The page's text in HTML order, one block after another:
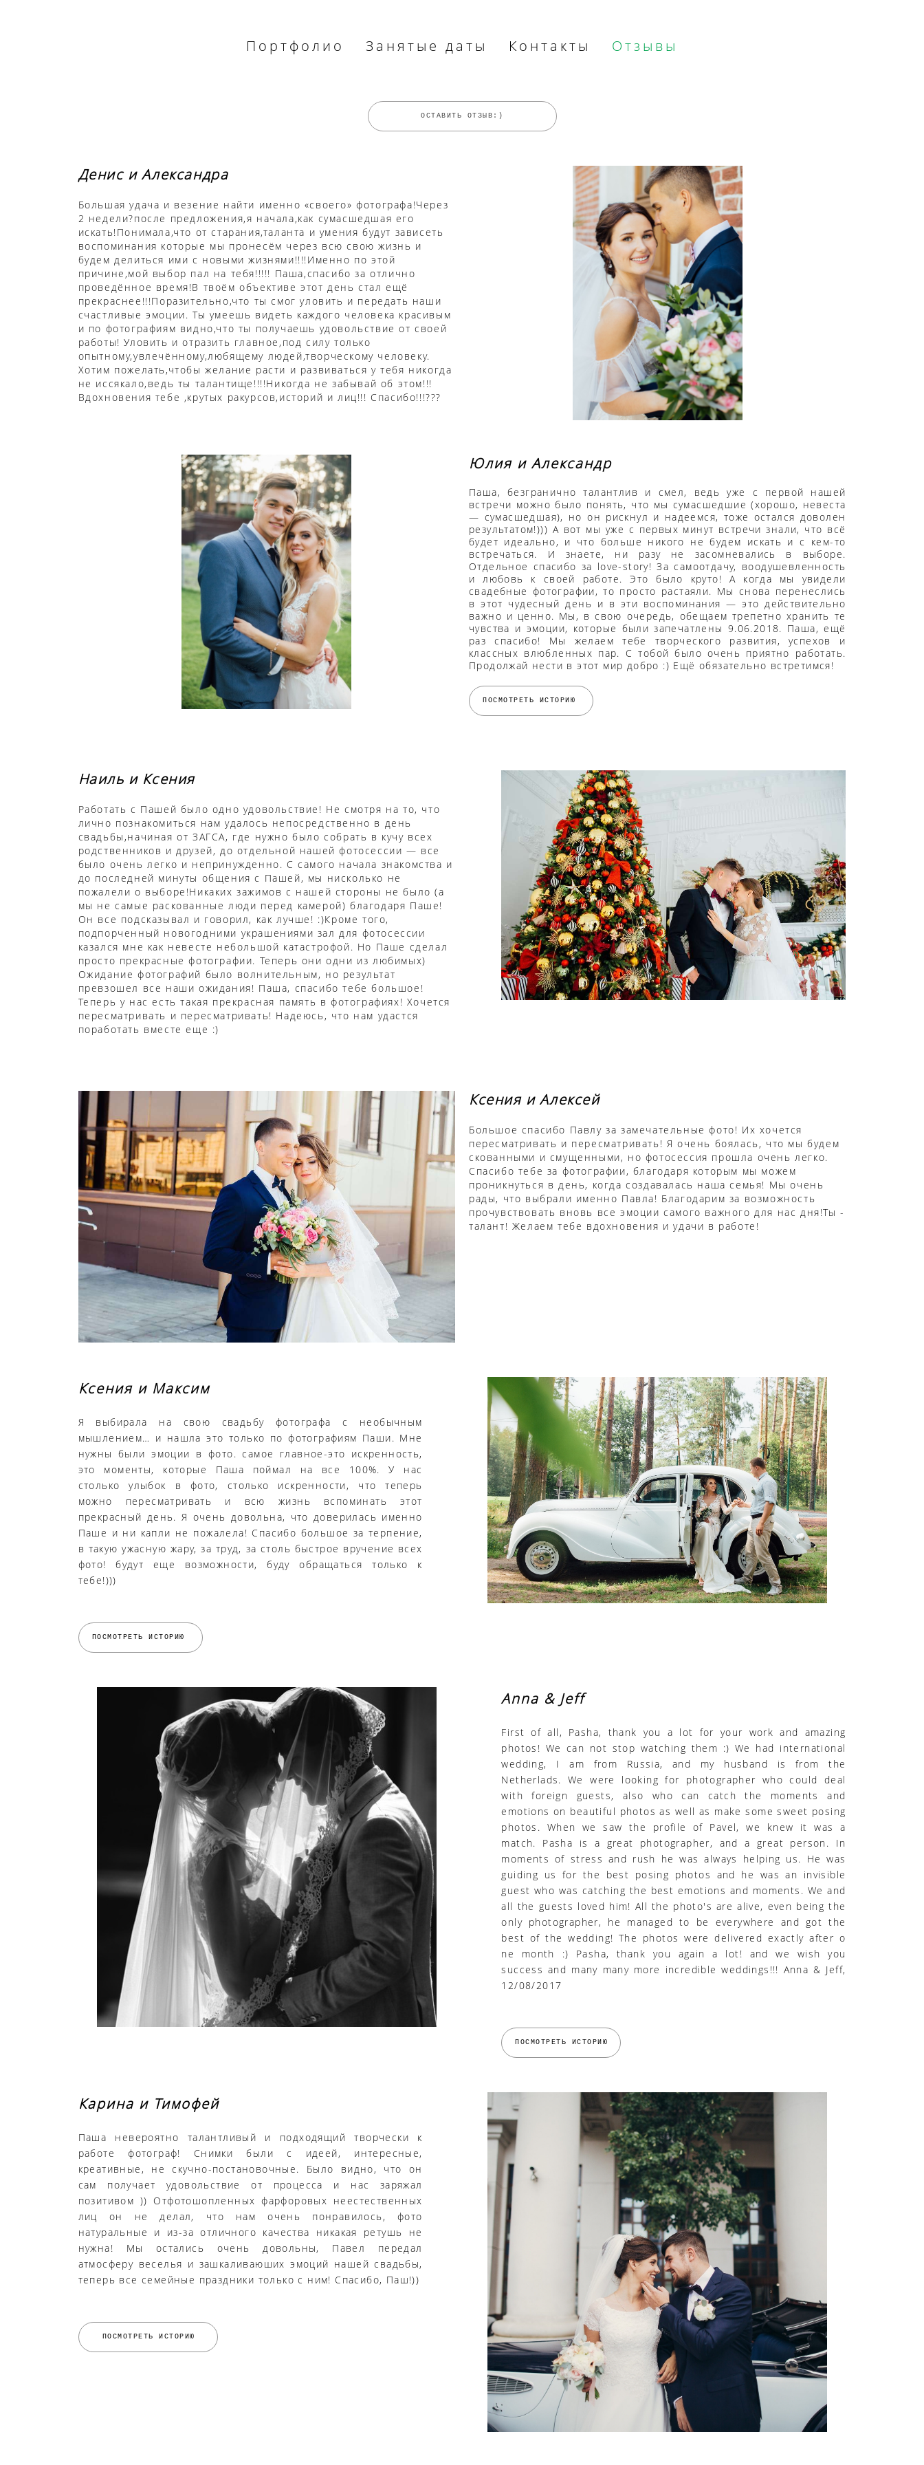
Портфолио Занятые даты Контакты Отзывы
ОСТАВИТЬ ОТЗЫВ:)
Денис и Александра
Большая удача и везение найти именно «своего» фотографа!Через
2 недели?после предложения,я начала,как сумасшедшая его
искать!Понимала,что от старания,таланта и умения будут зависеть
воспоминания которые мы пронесём через всю свою жизнь и
будем делиться ими с новыми жизнями!!!!Именно по этой
причине,мой выбор пал на тебя!!!!! Паша,спасибо за отлично
проведённое время!В твоём объективе этот день стал ещё
прекраснее!!!Поразительно,что ты смог уловить и передать наши
счастливые эмоции. Ты умеешь видеть каждого человека красивым
и по фотографиям видно,что ты получаешь удовольствие от своей
работы! Уловить и отразить главное,под силу только
опытному,увлечённому,любящему людей,творческому человеку.
Хотим пожелать,чтобы желание расти и развиваться у тебя никогда
не иссякало,ведь ты талантище!!!!Никогда не забывай об этом!!!
Вдохновения тебе ,крутых ракурсов,историй и лиц!!! Спасибо!!!???
Юлия и Александр
Паша, безгранично талантлив и смел, ведь уже с первой нашей
встречи можно было понять, что мы сумасшедшие (хорошо, невеста
— сумасшедшая), но он рискнул и надеемся, тоже остался доволен
результатом!))) А вот мы уже с первых минут встречи знали, что всё
будет идеально, и что больше никого не будем искать и с кем-то
встречаться. И знаете, ни разу не засомневались в выборе.
Отдельное спасибо за love-story! За самоотдачу, воодушевленность
и любовь к своей работе. Это было круто! А когда мы увидели
свадебные фотографии, то просто растаяли. Мы снова перенеслись
в этот чудесный день и в эти воспоминания — это действительно
важно и ценно. Мы, в свою очередь, обещаем трепетно хранить те
чувства и эмоции, которые были запечатлены 9.06.2018. Паша, ещё
раз спасибо! Мы желаем тебе творческого развития, успехов и
классных влюбленных пар. С тобой было очень приятно работать.
Продолжай нести в этот мир добро :) Ещё обязательно встретимся!
ПОСМОТРЕТЬ ИСТОРИЮ
Наиль и Ксения
Работать с Пашей было одно удовольствие! Не смотря на то, что
лично познакомиться нам удалось непосредственно в день
свадьбы,начиная от ЗАГСА, где нужно было собрать в кучу всех
родственников и друзей, до отдельной нашей фотосессии — все
было очень легко и непринужденно. С самого начала знакомства и
до последней минуты общения с Пашей, мы нисколько не
пожалели о выборе!Никаких зажимов с нашей стороны не было (а
мы не самые раскованные люди перед камерой) благодаря Паше!
Он все подсказывал и говорил, как лучше! :)Кроме того,
подпорченный новогодними украшениями зал для фотосессии
казался мне как невесте небольшой катастрофой. Но Паше сделал
просто прекрасные фотографии. Теперь они одни из любимых)
Ожидание фотографий было волнительным, но результат
превзошел все наши ожидания! Паша, спасибо тебе большое!
Теперь у нас есть такая прекрасная память в фотографиях! Хочется
пересматривать и пересматривать! Надеюсь, что нам удастся
поработать вместе еще :)
Ксения и Алексей
Большое спасибо Павлу за замечательные фото! Их хочется
пересматривать и пересматривать! Я очень боялась, что мы будем
скованными и смущенными, но фотосессия прошла очень легко.
Спасибо тебе за фотографии, благодаря которым мы можем
проникнуться в день, когда создавалась наша семья! Мы очень
рады, что выбрали именно Павла! Благодарим за возможность
прочувствовать вновь все эмоции самого важного для нас дня!Ты -
талант! Желаем тебе вдохновения и удачи в работе!
Ксения и Максим
Я выбирала на свою свадьбу фотографа с необычным
мышлением… и нашла это только по фотографиям Паши. Мне
нужны были эмоции в фото. самое главное-это искренность,
это моменты, которые Паша поймал на все 100%. У нас
столько улыбок в фото, столько искренности, что теперь
можно пересматривать и всю жизнь вспоминать этот
прекрасный день. Я очень довольна, что доверилась именно
Паше и ни капли не пожалела! Спасибо большое за терпение,
в такую ужасную жару, за труд, за столь быстрое вручение всех
фото! будут еще возможности, буду обращаться только к
тебе!)))
ПОСМОТРЕТЬ ИСТОРИЮ
Anna & Jeff
First of all, Pasha, thank you a lot for your work and amazing
photos! We can not stop watching them :) We had international
wedding, I am from Russia, and my husband is from the
Netherlads. We were looking for photographer who could deal
with foreign guests, also who can catch the moments and
emotions on beautiful photos as well as make some sweet posing
photos. When we saw the profile of Pavel, we knew it was a
match. Pasha is a great photographer, and a great person. In
moments of stress and rush he was always helping us. He was
guiding us for the best posing photos and he was an invisible
guest who was catching the best emotions and moments. We and
all the guests loved him! All the photo's are alive, even being the
only photographer, he managed to be everywhere and got the
best of the wedding! The photos were delivered exactly after o
ne month :) Pasha, thank you again a lot! and we wish you
success and many many more incredible weddings!!! Anna & Jeff,
12/08/2017
ПОСМОТРЕТЬ ИСТОРИЮ
Карина и Тимофей
Паша невероятно талантливый и подходящий творчески к
работе фотограф! Снимки были с идеей, интересные,
креативные, не скучно-постановочные. Было видно, что он
сам получает удовольствие от процесса и нас заряжал
позитивом )) Отфотошопленных фарфоровых неестественных
лиц он не делал, что нам очень понравилось, фото
натуральные и из-за отличного качества никакая ретушь не
нужна! Мы остались очень довольны, Павел передал
атмосферу веселья и зашкаливаюших эмоций нашей свадьбы,
теперь все семейные праздники только с ним! Спасибо, Паш!))
ПОСМОТРЕТЬ ИСТОРИЮ